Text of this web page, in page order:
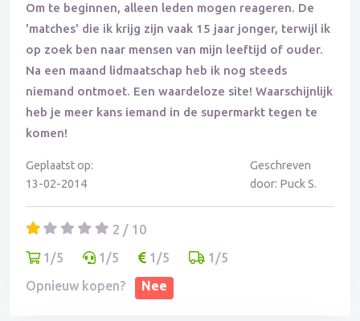
Om te beginnen, alleen leden mogen reageren. De
'matches' die ik krijg zijn vaak 15 jaar jonger, terwijl ik
op zoek ben naar mensen van mijn leeftijd of ouder.
Na een maand lidmaatschap heb ik nog steeds
niemand ontmoet. Een waardeloze site! Waarschijnlijk
heb je meer kans iemand in de supermarkt tegen te
komen!
Geplaatst op:
13-02-2014
Geschreven
door: Puck S.
2 / 10
1/5
1/5 1/5
1/5
Opnieuw kopen?
Nee